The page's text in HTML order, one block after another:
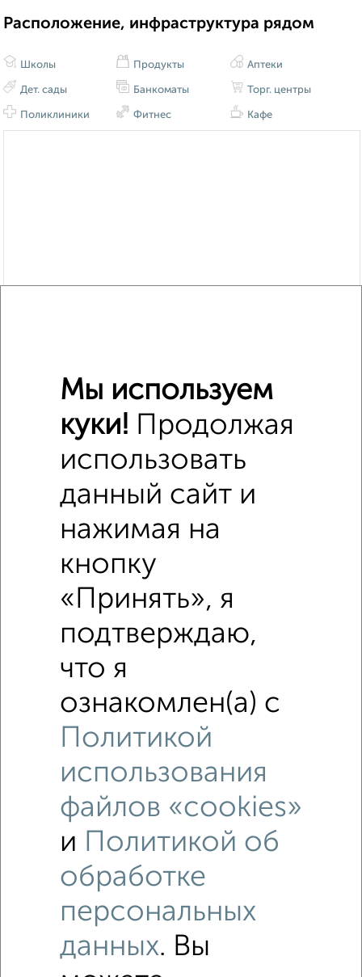
Расположение, инфраструктура рядом
Школы
Дет. сады
Поликлиники
Продукты
Банкоматы
Фитнес
Аптеки
Торг. центры
Кафе
Похожие предложения рядом
Рядом, с меньшей ценой
Недалеко от Парковая 8 с ценой ниже
1‑комнатные квартиры
Поиск по схожим параметрам:
на улице Парковая без посредников
Мы используем
куки! Продолжая
использовать
данный сайт и
нажимая на
кнопку
«Принять», я
подтверждаю,
что я
ознакомлен(а) с
Политикой
использования
файлов «cookies»
и
Политикой об
обработке
персональных
данных. Вы